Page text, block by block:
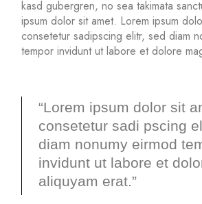
kasd gubergren, no sea takimata
ipsum dolor sit amet. Lorem ipsum
consetetur sadipscing elitr, sed diam
tempor invidunt ut labore et dolore
“Lorem ipsum dolor sit
consetetur sadi pscing
diam nonumy eirmod
invidunt ut labore et
aliquyam erat.”